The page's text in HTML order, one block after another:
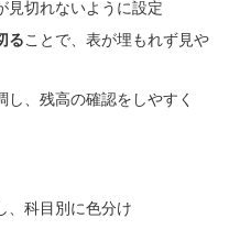
見切れないように設定
ることで、表が埋もれず見や
し、残高の確認をしやすく
、科目別に色分け